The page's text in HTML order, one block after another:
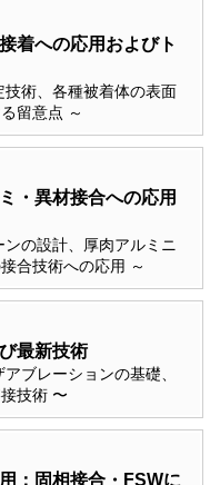
着への応用およびト
技術、各種被着体の表面
留意点 ～
・異材接合への応用
の設計、厚肉アルミニ
合技術への応用 ～
最新技術
ブレーションの基礎、
技術 〜
：固相接合・FSWに